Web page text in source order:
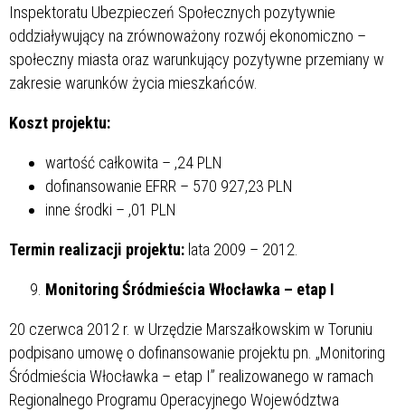
Inspektoratu Ubezpieczeń Społecznych pozytywnie
oddziaływujący na zrównoważony rozwój ekonomiczno –
społeczny miasta oraz warunkujący pozytywne przemiany w
zakresie warunków życia mieszkańców.
Koszt projektu:
wartość całkowita – ,24 PLN
dofinansowanie EFRR – 570 927,23 PLN
inne środki – ,01 PLN
Termin realizacji projektu: lata 2009 – 2012.
Monitoring Śródmieścia Włocławka – etap I
20 czerwca 2012 r. w Urzędzie Marszałkowskim w Toruniu
podpisano umowę o dofinansowanie projektu pn. „Monitoring
Śródmieścia Włocławka – etap I” realizowanego w ramach
Regionalnego Programu Operacyjnego Województwa